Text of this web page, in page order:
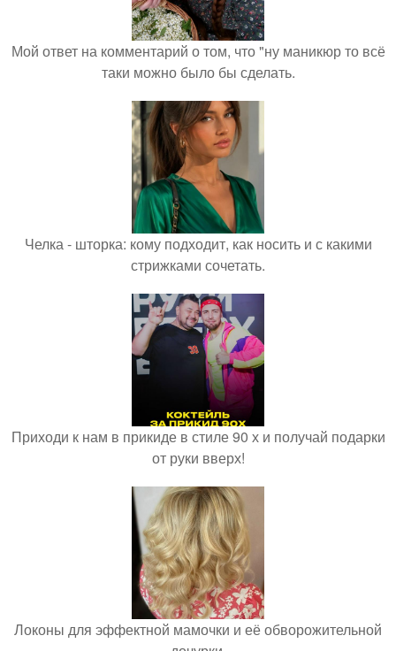
Мой ответ на комментарий о том, что "ну маникюр то всё
таки можно было бы сделать.
Челка - шторка: кому подходит, как носить и с какими
стрижками сочетать.
Приходи к нам в прикиде в стиле 90 х и получай подарки
от руки вверх!
Локоны для эффектной мамочки и её обворожительной